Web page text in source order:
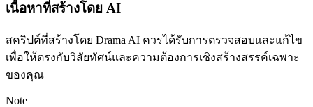
เนื้อหาที่สร้างโดย AI
สคริปต์ที่สร้างโดย Drama AI ควรได้รับการตรวจสอบและแก้ไข
เพื่อให้ตรงกับวิสัยทัศน์และความต้องการเชิงสร้างสรรค์เฉพาะ
ของคุณ
Note